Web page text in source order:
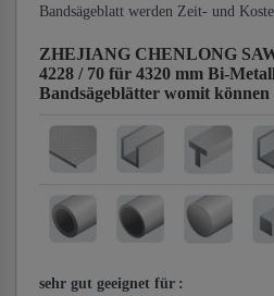
Bandsägeblatt werden Zeit- und
ZHEJIANG CHENLONG
4228 / 70 für 4320 mm Bi-
Bandsägeblätter womit können
sehr gut geeignet für :